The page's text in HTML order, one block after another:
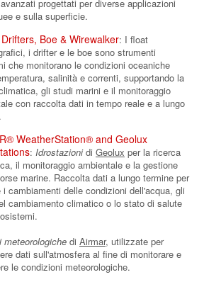
progettati per diverse applicazioni
e sulla superficie.
Boe & Wirewalker: I float
i drifter e le boe sono strumenti
che monitorano le condizioni oceaniche
salinità e correnti, supportando la
gli studi marini e il monitoraggio
con raccolta dati in tempo reale e a lungo
WeatherStation® and Geolux
: Idrostazionidi Geolux per la ricerca
il monitoraggio ambientale e la gestione
marine. Raccolta dati a lungo termine per
i cambiamenti delle condizioni dell'acqua, gli
cambiamento climatico o lo stato di salute
meteorologiche di Airmar, utilizzate per
dati sull'atmosfera al fine di monitorare e
le condizioni meteorologiche.